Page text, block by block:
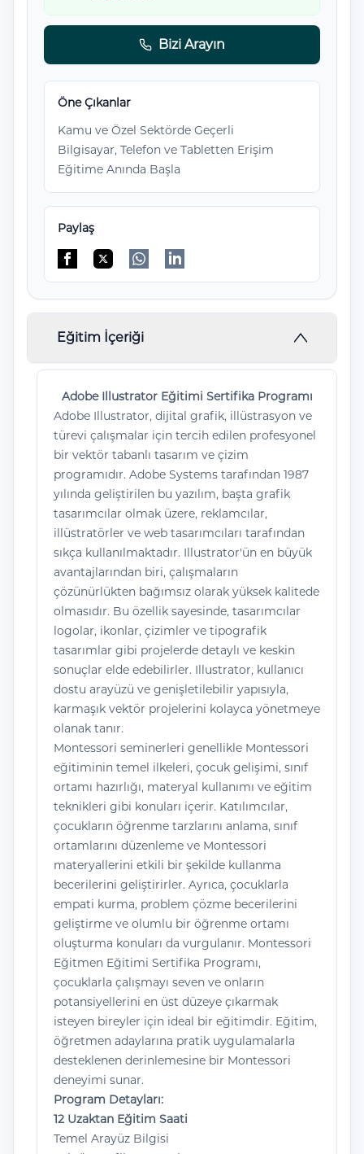
Bizi Arayın
Öne Çıkanlar
Kamu ve Özel Sektörde Geçerli
Bilgisayar, Telefon ve Tabletten Erişim
Eğitime Anında Başla
Paylaş
Facebook'da paylaş
Twitter'da paylaş
WhatsApp'da paylaş
Linkedin'de paylaş
Eğitim İçeriği
Adobe Illustrator Eğitimi Sertifika Programı
Adobe Illustrator, dijital grafik, illüstrasyon ve
türevi çalışmalar için tercih edilen profesyonel
bir vektör tabanlı tasarım ve çizim
programıdır. Adobe Systems tarafından 1987
yılında geliştirilen bu yazılım, başta grafik
tasarımcılar olmak üzere, reklamcılar,
illüstratörler ve web tasarımcıları tarafından
sıkça kullanılmaktadır. Illustrator'ün en büyük
avantajlarından biri, çalışmaların
çözünürlükten bağımsız olarak yüksek kalitede
olmasıdır. Bu özellik sayesinde, tasarımcılar
logolar, ikonlar, çizimler ve tipografik
tasarımlar gibi projelerde detaylı ve keskin
sonuçlar elde edebilirler. Illustrator, kullanıcı
dostu arayüzü ve genişletilebilir yapısıyla,
karmaşık vektör projelerini kolayca yönetmeye
olanak tanır.
Montessori seminerleri genellikle Montessori
eğitiminin temel ilkeleri, çocuk gelişimi, sınıf
ortamı hazırlığı, materyal kullanımı ve eğitim
teknikleri gibi konuları içerir. Katılımcılar,
çocukların öğrenme tarzlarını anlama, sınıf
ortamlarını düzenleme ve Montessori
materyallerini etkili bir şekilde kullanma
becerilerini geliştirirler. Ayrıca, çocuklarla
empati kurma, problem çözme becerilerini
geliştirme ve olumlu bir öğrenme ortamı
oluşturma konuları da vurgulanır. Montessori
Eğitmen Eğitimi Sertifika Programı,
çocuklarla çalışmayı seven ve onların
potansiyellerini en üst düzeye çıkarmak
isteyen bireyler için ideal bir eğitimdir. Eğitim,
öğretmen adaylarına pratik uygulamalarla
desteklenen derinlemesine bir Montessori
deneyimi sunar.
Program Detayları:
12 Uzaktan Eğitim Saati
Temel Arayüz Bilgisi